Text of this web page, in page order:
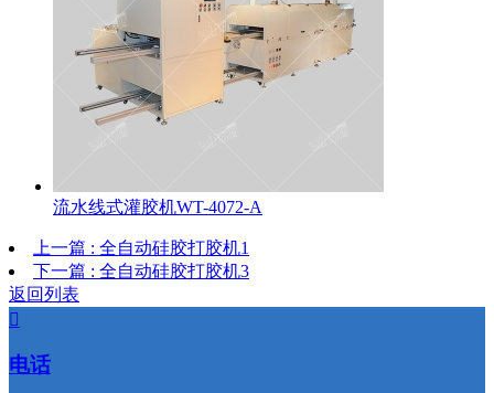
流水线式灌胶机WT-4072-A
上一篇 : 全自动硅胶打胶机1
下一篇 : 全自动硅胶打胶机3
返回列表

电话